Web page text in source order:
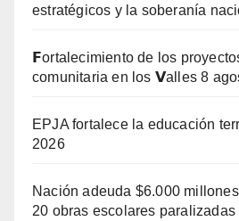
estratégicos y la soberanía
𝗙ortalecimiento de los
comunitaria en los 𝗩alles 8
EPJA fortalece la educación
2026
Nación adeuda $6.000
20 obras escolares paralizadas